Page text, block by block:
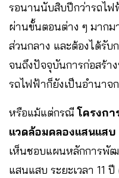
รอนานนับสิบปีกว่ารถไฟ
ผ่านขั้นตอนต่าง ๆ มาก
ส่วนกลาง และต้องได้รั
จนถึงปัจจุบันการก่อสร้า
รถไฟฟ้าก็ยังเป็นอำนาจ
หรือแม้แต่กรณีโครงก
แวดล้อมคลองแสนแสบ
เห็นชอบแผนหลักการพั
แสนแสบ ระยะเวลา 11